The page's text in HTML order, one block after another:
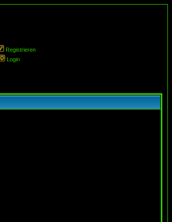
Registrieren
Login